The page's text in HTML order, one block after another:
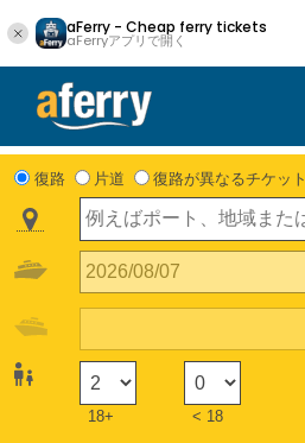
aFerry - Cheap ferry tickets
aFerryアプリで開く
復路 片道 復路が異なるチケット
18+ < 18